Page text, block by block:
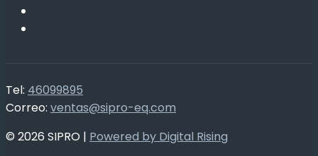
Tel: 46099895
Correo: ventas@sipro-eq.com
© 2026 SIPRO | Powered by Digital Rising